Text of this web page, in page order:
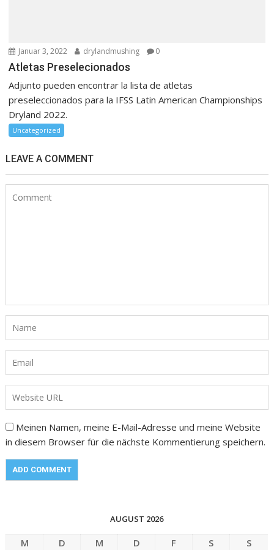
Januar 3, 2022 drylandmushing 0
Atletas Preselecionados
Adjunto pueden encontrar la lista de atletas
preseleccionados para la IFSS Latin American Championships
Dryland 2022.
Uncategorized
LEAVE A COMMENT
Meinen Namen, meine E-Mail-Adresse und meine Website
in diesem Browser für die nächste Kommentierung speichern.
AUGUST 2026
M D M D F S
S